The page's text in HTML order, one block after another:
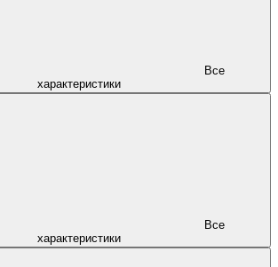
характеристики
характеристики